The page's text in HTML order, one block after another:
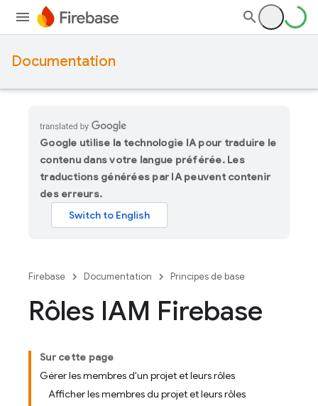
Documentation
Google utilise la technologie IA pour traduire le
contenu dans votre langue préférée. Les
traductions générées par IA peuvent contenir
des erreurs.
Firebase Documentation Principes de base
Rôles IAM Firebase
Sur cette page
Gérer les membres d'un projet et leurs rôles
Afficher les membres du projet et leurs rôles